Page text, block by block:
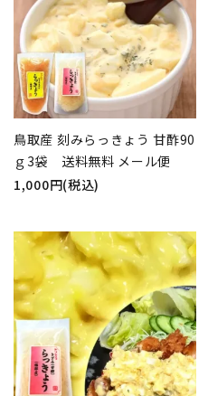
鳥取産 刻みらっきょう 甘酢90
ｇ3袋 送料無料 メール便
1,000円(税込)